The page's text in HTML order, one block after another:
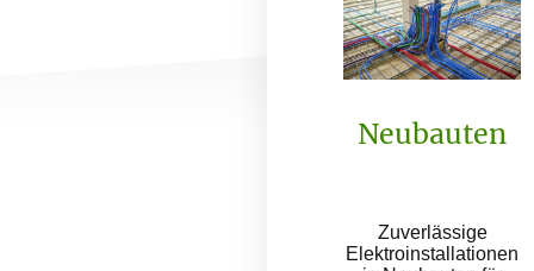
Neubauten
Zuverlässige
Elektroinstallationen